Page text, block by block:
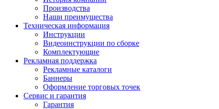
Производства
Наши преимущества
Техническая информация
Инструкции
Видеоинструкции по сборке
Комплектующие
Рекламная поддержка
Рекламные каталоги
Баннеры
Оформление торговых точек
Сервис и гарантия
Гарантия